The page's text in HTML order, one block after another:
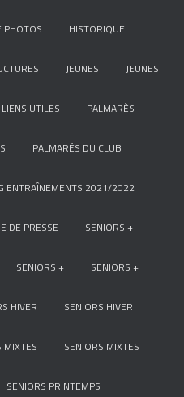
PHOTOS HISTORIQUE
JEUNES JEUNES
LIENS UTILES PALMARÈS
PALMARÈS DU CLUB
ENTRAÎNEMENTS 2021/2022
DE PRESSE SENIORS +
SENIORS + SENIORS +
HIVER SENIORS HIVER
MIXTES SENIORS MIXTES
SENIORS PRINTEMPS